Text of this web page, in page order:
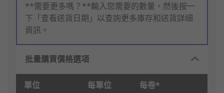
**需要更多嗎？**輸入您需要的數量，然後按一
下「查看送貨日期」以查詢更多庫存和送貨詳細
資訊。
批量購買價格選項
單位 每單位 每卷*